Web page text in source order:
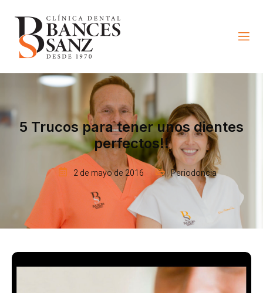
5 Trucos para tener unos dientes
perfectos!!
2 de mayo de 2016 Periodoncia